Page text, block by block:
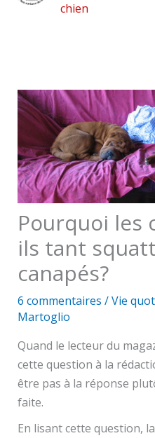
chien
Pourquoi les
ils tant
canapés?
6 commentaires /Vie
Martoglio
Quand le lecteur du
cette question à la
être pas à la réponse
faite.
En lisant cette question,